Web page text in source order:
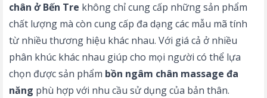
chân ở Bến Tre không chỉ cung cấp những sản phẩm
chất lượng mà còn cung cấp đa dạng các mẫu mã tính
từ nhiều thương hiệu khác nhau. Với giá cả ở nhiều
phân khúc khác nhau giúp cho mọi người có thể lựa
chọn được sản phẩm bồn ngâm chân massage đa
năng phù hợp với nhu cầu sử dụng của bản thân.